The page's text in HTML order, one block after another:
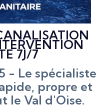
7J/7
- Le spécialiste
propre et
le Val d'Oise.